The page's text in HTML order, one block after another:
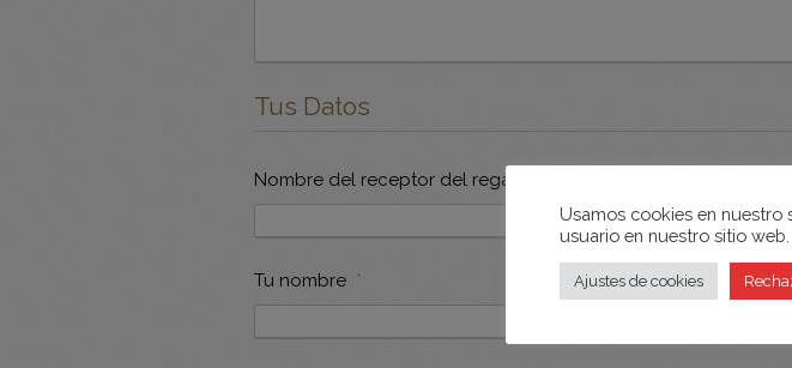
Tus Datos
Nombre del receptor del regalo
Tu nombre *
Usamos cookies en nuestro
usuario en nuestro sitio web.
Ajustes de cookies